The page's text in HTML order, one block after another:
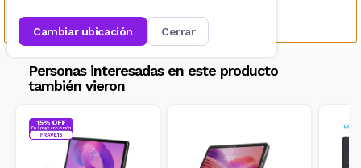
cambiar ubicación cerrar
Personas interesadas en este producto
también vieron